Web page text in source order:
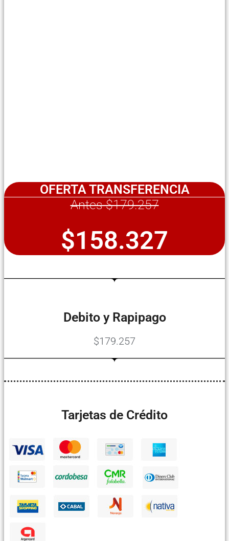
OFERTA TRANSFERENCIA
Antes $179.257
$158.327
Debito y Rapipago
$179.257
Tarjetas de Crédito